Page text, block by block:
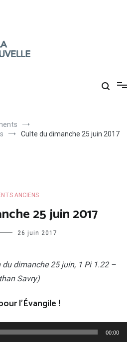
Culte du dimanche 25 juin 2017
ANCIENS
25 juin 2017
26 juin 2017
du dimanche 25 juin, 1 Pi 1.22 –
Savry)
l’Évangile !
00:00